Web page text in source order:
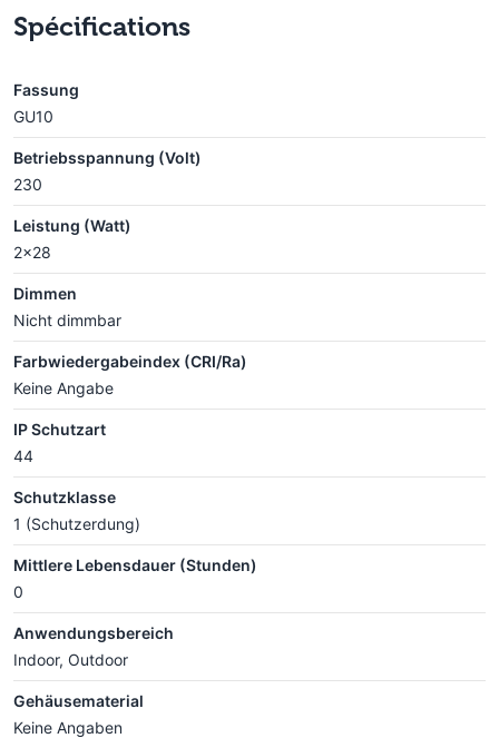
Spécifications
Fassung
GU10
Betriebsspannung (Volt)
230
Leistung (Watt)
2x28
Dimmen
Nicht dimmbar
Farbwiedergabeindex (CRI/Ra)
Keine Angabe
IP Schutzart
44
Schutzklasse
1 (Schutzerdung)
Mittlere Lebensdauer (Stunden)
0
Anwendungsbereich
Indoor, Outdoor
Gehäusematerial
Keine Angaben